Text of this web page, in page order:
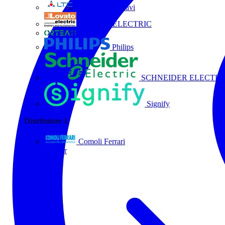
La Triveneta Cavi
LOVATO ELECTRIC
Philips
SCHNEIDER
Signify
Distributore 1
Comoli Ferrari
Tutti i partner